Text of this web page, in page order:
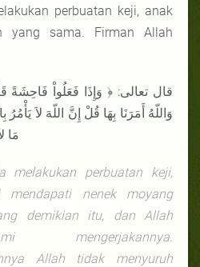
perbuatan keji, anak
yang sama. Firman Allah
وَاللّهُ أَمَرَنَا بِهَا قُلْ إِنَّ اللّهَ لاَ
مَا
melakukan perbuatan keji,
mendapati nenek moyang
demikian itu, dan Allah
mengerjakannya.
Allah tidak menyuruh